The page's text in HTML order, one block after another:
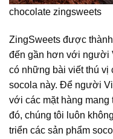
chocolate zingsweets
ZingSweets được
đến gần hơn với người
có những bài viết thú vị
socola này. Để người
với các mặt hàng
đó, chúng tôi luôn
triển các sản phẩm